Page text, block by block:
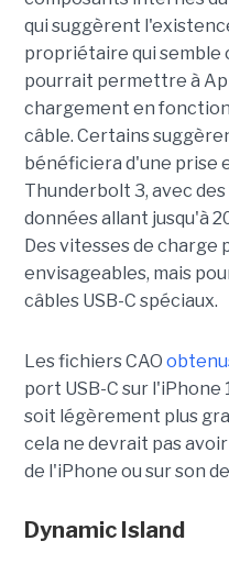
qui suggèrent
propriétaire qui
pourrait permettre à
chargement en
câble. Certains
bénéficiera d'une prise
Thunderbolt 3, avec
données allant jusqu'à
Des vitesses de charge
envisageables, mais
câbles USB-C spéciaux.
Les fichiers CAO
port USB-C sur l'iPhone
soit légèrement plus
cela ne devrait pas
de l'iPhone ou sur son
Dynamic Island